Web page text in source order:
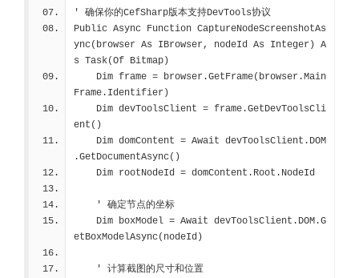
' 确保你的CefSharp版本支持DevTools协议
Public Async Function CaptureNodeScreenshotAs
ync(browser As IBrowser, nodeId As Integer) A
s Task(Of Bitmap)
Dim frame = browser.GetFrame(browser.Main
Frame.Identifier)
Dim devToolsClient = frame.GetDevToolsCli
ent()
Dim domContent = Await devToolsClient.DOM
.GetDocumentAsync()
Dim rootNodeId = domContent.Root.NodeId
' 确定节点的坐标
Dim boxModel = Await devToolsClient.DOM.G
etBoxModelAsync(nodeId)
' 计算截图的尺寸和位置